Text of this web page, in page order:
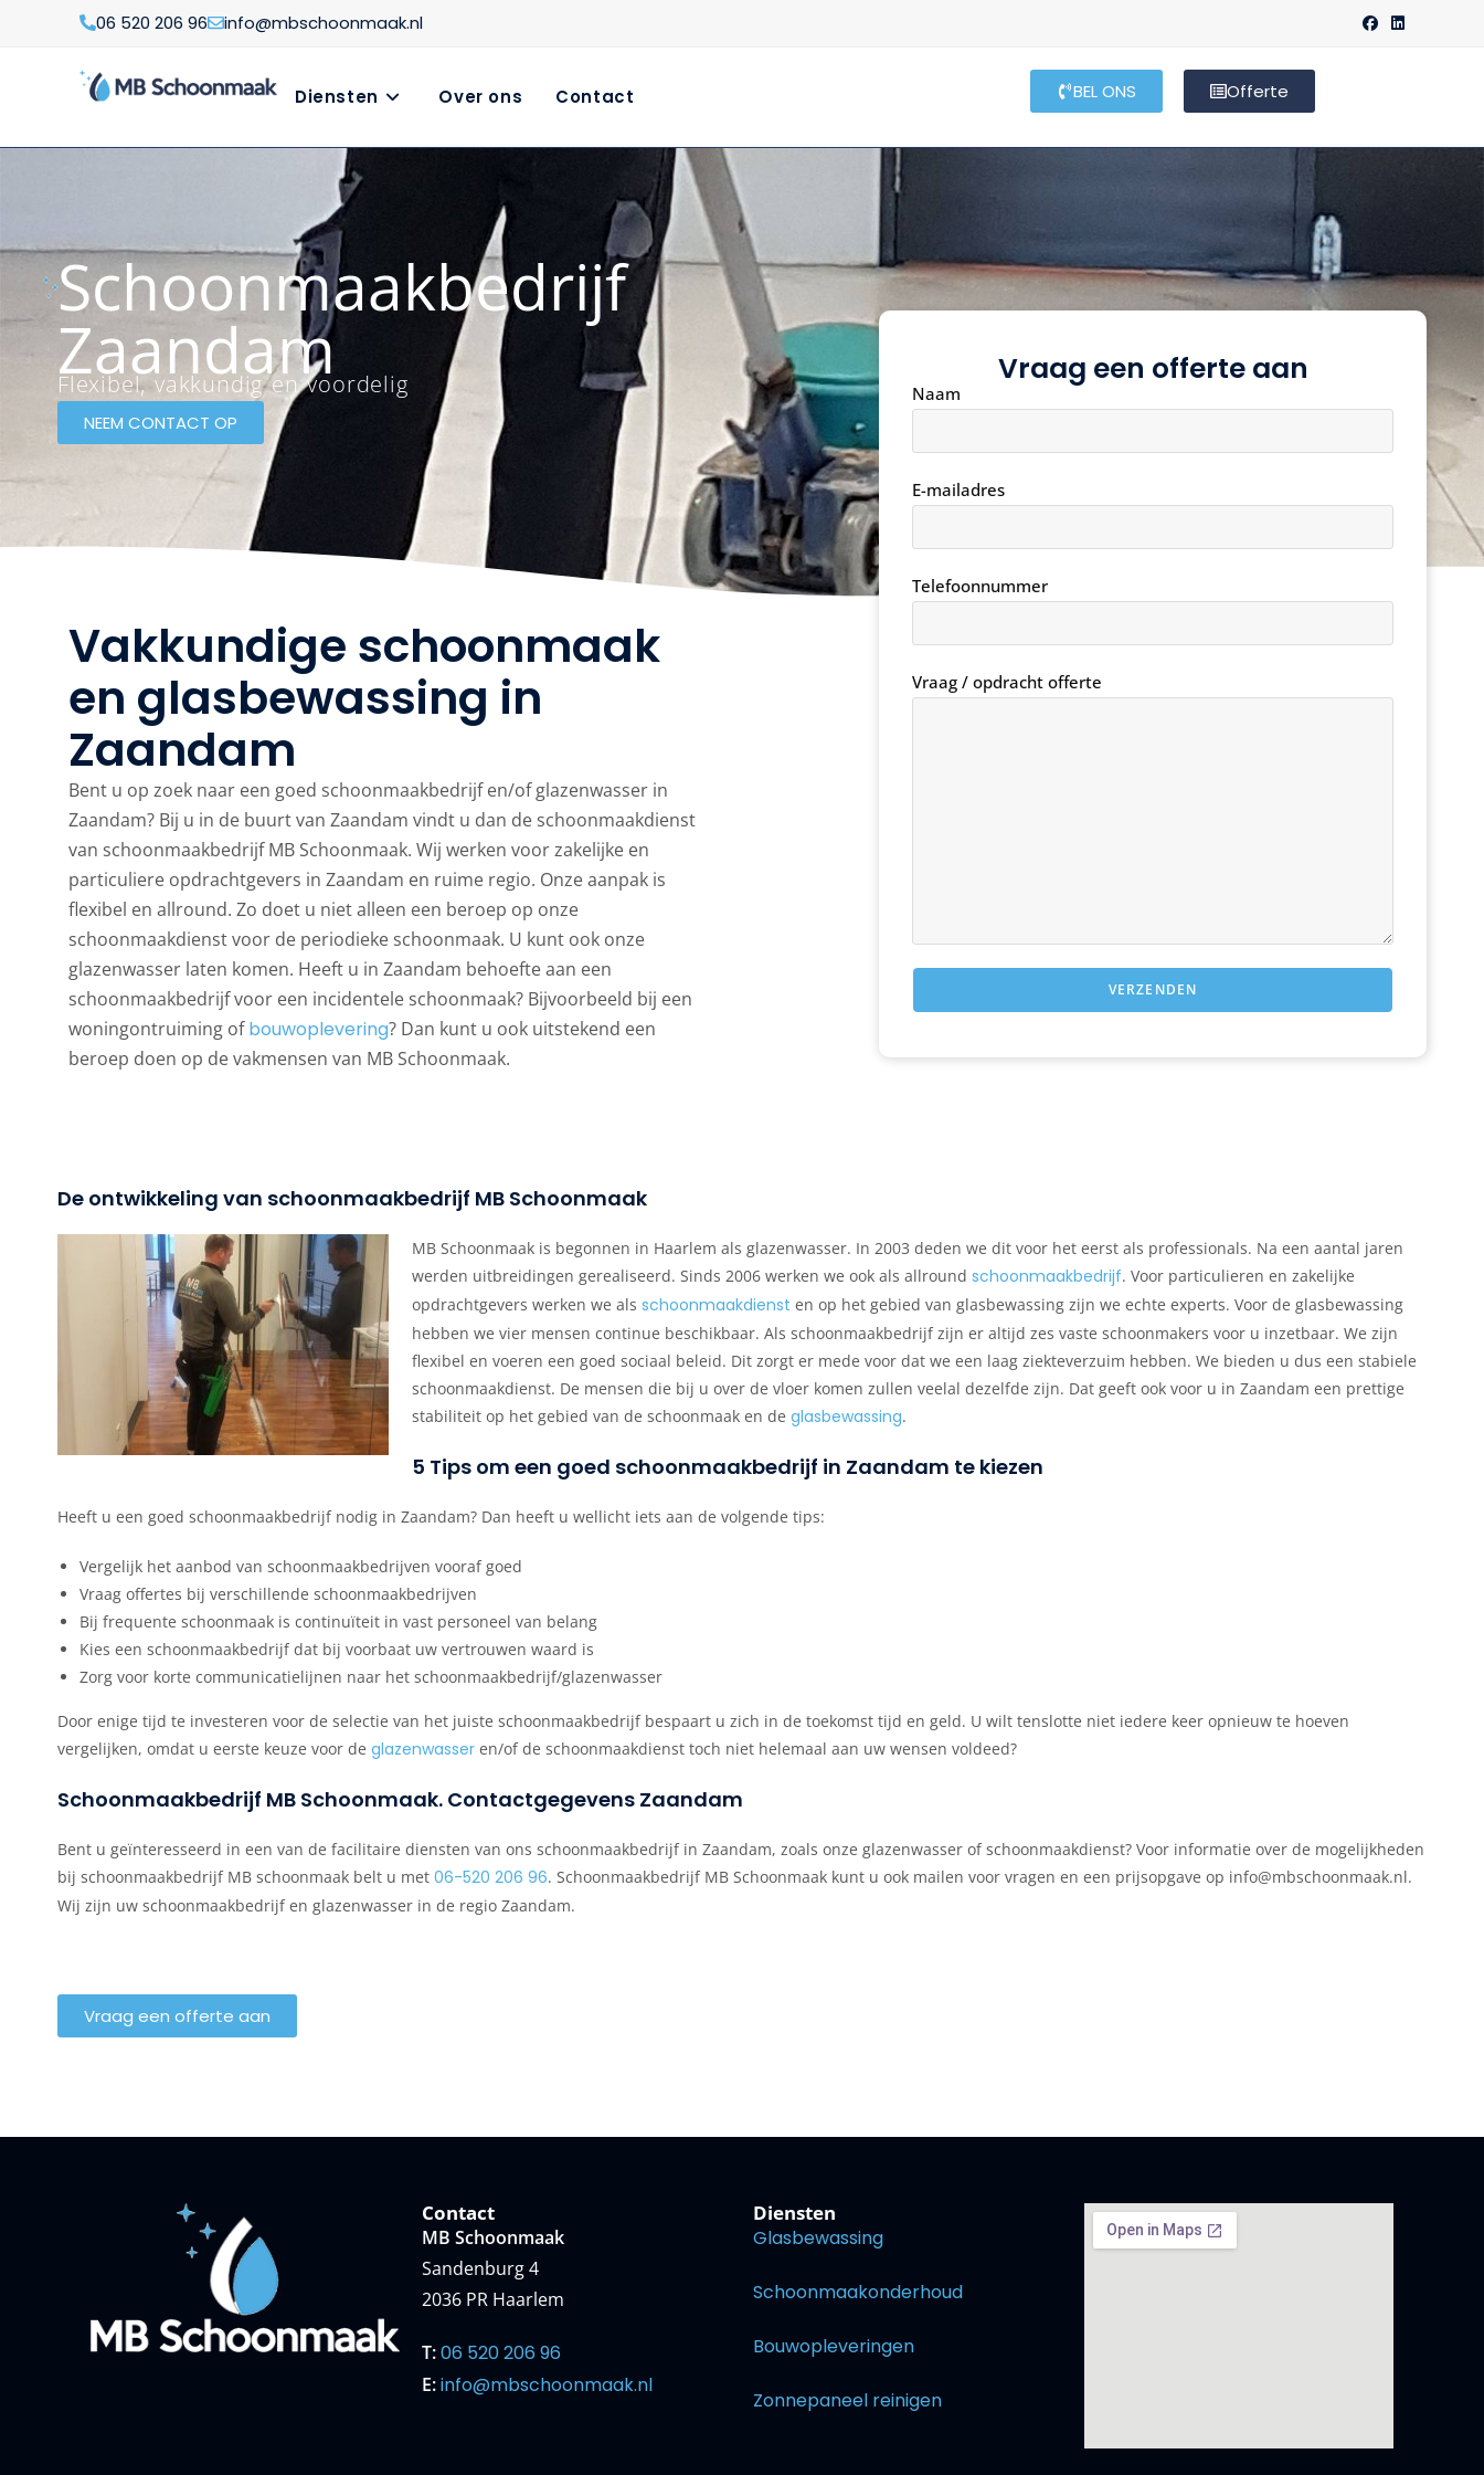
06 520 206 96 info@mbschoonmaak.nl
Diensten Over ons Contact BEL ONS Offerte
Schoonmaakbedrijf
Zaandam
Flexibel, vakkundig en voordelig
NEEM CONTACT OP
Vraag een offerte aan
Naam
E-mailadres
Telefoonnummer
Vraag / opdracht offerte
Vakkundige schoonmaak
en glasbewassing in
Zaandam
Bent u op zoek naar een goed schoonmaakbedrijf en/of glazenwasser in
Zaandam? Bij u in de buurt van Zaandam vindt u dan de schoonmaakdienst
van schoonmaakbedrijf MB Schoonmaak. Wij werken voor zakelijke en
particuliere opdrachtgevers in Zaandam en ruime regio. Onze aanpak is
flexibel en allround. Zo doet u niet alleen een beroep op onze
schoonmaakdienst voor de periodieke schoonmaak. U kunt ook onze
glazenwasser laten komen. Heeft u in Zaandam behoefte aan een
schoonmaakbedrijf voor een incidentele schoonmaak? Bijvoorbeeld bij een
woningontruiming ofbouwoplevering? Dan kunt u ook uitstekend een
beroep doen op de vakmensen van MB Schoonmaak.
De ontwikkeling van schoonmaakbedrijf MB Schoonmaak
MB Schoonmaak is begonnen in Haarlem als glazenwasser. In 2003 deden we dit voor het eerst als professionals. Na een aantal jaren
werden uitbreidingen gerealiseerd. Sinds 2006 werken we ook als allround schoonmaakbedrijf. Voor particulieren en zakelijke
opdrachtgevers werken we als schoonmaakdienst en op het gebied van glasbewassing zijn we echte experts. Voor de glasbewassing
hebben we vier mensen continue beschikbaar. Als schoonmaakbedrijf zijn er altijd zes vaste schoonmakers voor u inzetbaar. We zijn
flexibel en voeren een goed sociaal beleid. Dit zorgt er mede voor dat we een laag ziekteverzuim hebben. We bieden u dus een stabiele
schoonmaakdienst. De mensen die bij u over de vloer komen zullen veelal dezelfde zijn. Dat geeft ook voor u in Zaandam een prettige
stabiliteit op het gebied van de schoonmaak en de glasbewassing.
5 Tips om een goed schoonmaakbedrijf in Zaandam te kiezen
Heeft u een goed schoonmaakbedrijf nodig in Zaandam? Dan heeft u wellicht iets aan de volgende tips:
Vergelijk het aanbod van schoonmaakbedrijven vooraf goed
Vraag offertes bij verschillende schoonmaakbedrijven
Bij frequente schoonmaak is continuïteit in vast personeel van belang
Kies een schoonmaakbedrijf dat bij voorbaat uw vertrouwen waard is
Zorg voor korte communicatielijnen naar het schoonmaakbedrijf/glazenwasser
Door enige tijd te investeren voor de selectie van het juiste schoonmaakbedrijf bespaart u zich in de toekomst tijd en geld. U wilt tenslotte niet iedere keer opnieuw te hoeven
vergelijken, omdat u eerste keuze voor de glazenwasser en/of de schoonmaakdienst toch niet helemaal aan uw wensen voldeed?
Schoonmaakbedrijf MB Schoonmaak. Contactgegevens Zaandam
Bent u geïnteresseerd in een van de facilitaire diensten van ons schoonmaakbedrijf in Zaandam, zoals onze glazenwasser of schoonmaakdienst? Voor informatie over de mogelijkheden
bij schoonmaakbedrijf MB schoonmaak belt u met 06-520 206 96. Schoonmaakbedrijf MB Schoonmaak kunt u ook mailen voor vragen en een prijsopgave op info@mbschoonmaak.nl.
Wij zijn uw schoonmaakbedrijf en glazenwasser in de regio Zaandam.
Vraag een offerte aan
Contact
MB Schoonmaak
Sandenburg 4
2036 PR Haarlem
T:06 520 206 96
E:info@mbschoonmaak.nl
Diensten
Glasbewassing
Schoonmaakonderhoud
Bouwopleveringen
Zonnepaneel reinigen